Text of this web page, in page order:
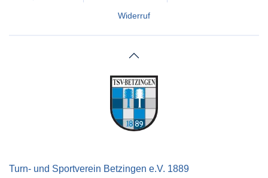
Widerruf
Turn- und Sportverein Betzingen e.V. 1889